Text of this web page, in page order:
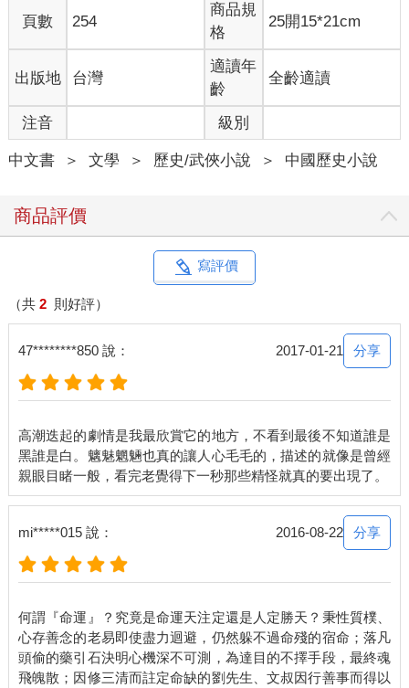
頁數 254
商品規
格
25開15*21cm
出版地 台灣
適讀年
齡
全齡適讀
注音 級別
中文書 ＞ 文學 ＞ 歷史/武俠小說 ＞ 中國歷史小說
商品評價
寫評價
（共 2 則好評）
47********850 說： 2017-01-21 分享
高潮迭起的劇情是我最欣賞它的地方，不看到最後不知道誰是
黑誰是白。魑魅魍魎也真的讓人心毛毛的，描述的就像是曾經
mi*****015 說： 2016-08-22 分享
何謂『命運』？究竟是命運天注定還是人定勝天？秉性質樸、
心存善念的老易即使盡力迴避，仍然躲不過命殘的宿命；落凡
頭偷的藥引石決明心機深不可測，為達目的不擇手段，最終魂
飛魄散；因修三清而註定命缺的劉先生、文叔因行善事而得以